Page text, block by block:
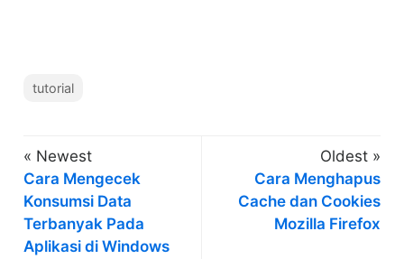
tutorial
« Newest
Cara Mengecek
Konsumsi Data
Terbanyak Pada
Aplikasi di Windows
Oldest »
Cara Menghapus
Cache dan Cookies
Mozilla Firefox